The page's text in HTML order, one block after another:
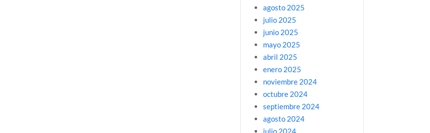
agosto 2025
julio 2025
junio 2025
mayo 2025
abril 2025
enero 2025
noviembre 2024
octubre 2024
septiembre 2024
agosto 2024
julio 2024